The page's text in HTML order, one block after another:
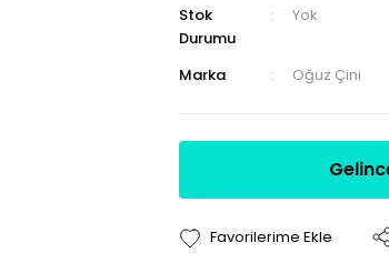
Stok
Durumu
Yok
Marka Oğuz Çini